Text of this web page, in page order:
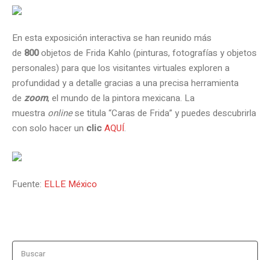
En esta exposición interactiva se han reunido más
de 800objetos de Frida Kahlo (pinturas, fotografías y objetos
personales) para que los visitantes virtuales exploren a
profundidad y a detalle gracias a una precisa herramienta
de zoom, el mundo de la pintora mexicana. La
muestra onlinese titula “Caras de Frida” y puedes descubrirla
con solo hacer un clicAQUÍ.
Fuente: ELLE México
Buscar